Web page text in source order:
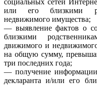
или его близкими
недвижимого имущества;
— выявление фактов о
близкими
движимого и
на общую сумму,
три последних года;
— получение
декларанта и/или его